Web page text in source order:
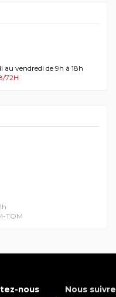
au vendredi de 9h à 18h
72H
TOM
nous Nous suivre